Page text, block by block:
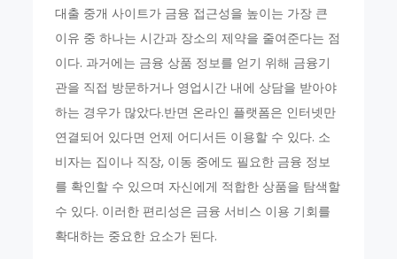
대출 중개 사이트가 금융 접근성을 높이는 가장 큰
이유 중 하나는 시간과 장소의 제약을 줄여준다는 점
이다. 과거에는 금융 상품 정보를 얻기 위해 금융기
관을 직접 방문하거나 영업시간 내에 상담을 받아야
하는 경우가 많았다.반면 온라인 플랫폼은 인터넷만
연결되어 있다면 언제 어디서든 이용할 수 있다. 소
비자는 집이나 직장, 이동 중에도 필요한 금융 정보
를 확인할 수 있으며 자신에게 적합한 상품을 탐색할
수 있다. 이러한 편리성은 금융 서비스 이용 기회를
확대하는 중요한 요소가 된다.